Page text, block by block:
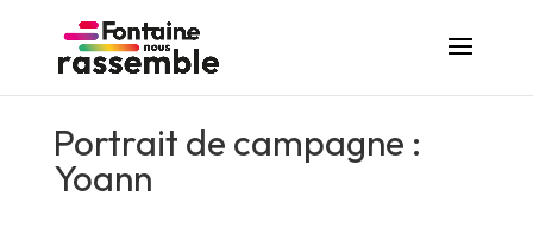
Portrait de campagne :
Yoann